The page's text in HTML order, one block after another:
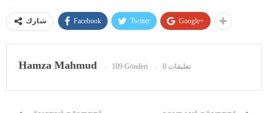
شارك Facebook Twitter Google+
Hamza Mahmud 109 Gönderi 0 تعليقات